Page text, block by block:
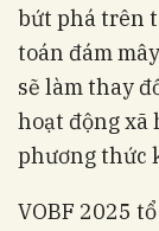
bứt phá trên
toán đám
sẽ làm thay
hoạt động xã
phương thức
VOBF 2025